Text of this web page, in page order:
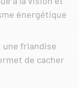
énergétique
une friandise
de cacher